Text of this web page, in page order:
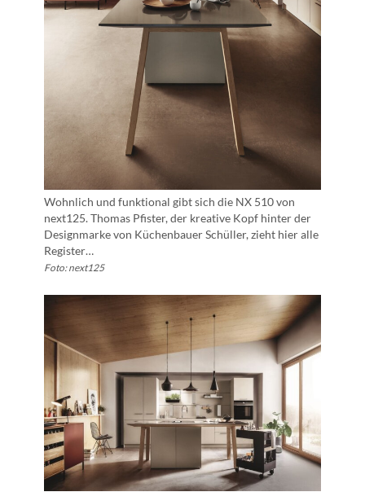
Wohnlich und funktional gibt sich die NX 510 von
next125. Thomas Pfister, der kreative Kopf hinter der
Designmarke von Küchenbauer Schüller, zieht hier alle
Register…
Foto: next125